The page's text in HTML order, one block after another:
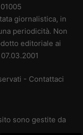
giornalistica, in
periodicità. Non
editoriale ai
- Contattaci
sono gestite da